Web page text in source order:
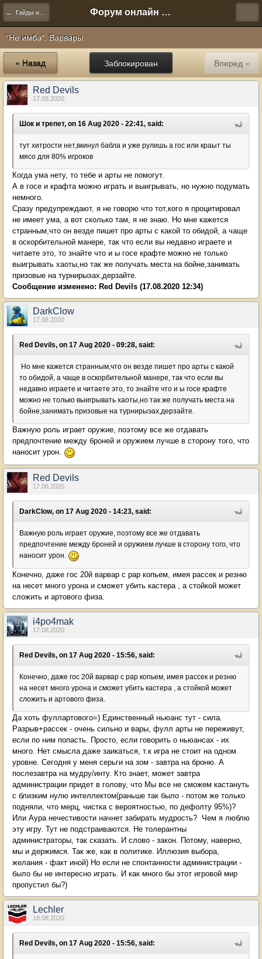
← Гайды и другое Форум онлайн игры "Новая Эра" (Нюра Биз)
"Не имба". Варвары.
Заблокирован
« Назад Вперед »
Red Devils
17.08.2020
Шок и трепет, on 16 Aug 2020 - 22:41, said:
тут хитрости нет,вкинул бабла и уже рулишь а гос или краыт ты
мясо для 80% игроков
Когда ума нету, то тебе и арты не помогут.
А в госе и крафта можно играть и выигрывать, но нужно подумать
немного.
Сразу предупреждают, я не говорю что тот,кого я процитировал
не имеет ума, а вот сколько там, я не знаю. Но мне кажется
странным,что он везде пишет про арты с какой то обидой, а чаще
в оскорбительной манере, так что если вы недавно играете и
читаете это, то знайте что и ы госе крафте можно не только
выигрывать хаоты,но так же получать места на бойне,занимать
призовые на турнирыэах,дерзайте.
Сообщение изменено: Red Devils (17.08.2020 12:34)
DarkClow
17.08.2020
Red Devils, on 17 Aug 2020 - 09:28, said:
Но мне кажется странным,что он везде пишет про арты с какой
то обидой, а чаще в оскорбительной манере, так что если вы
недавно играете и читаете это, то знайте что и ы госе крафте
можно не только выигрывать хаоты,но так же получать места на
бойне,занимать призовые на турнирыэах,дерзайте.
Важную роль играет оружие, поэтому все же отдавать
предпочтение между броней и оружием лучше в сторону того, что
наносит урон.
Red Devils
17.08.2020
DarkClow, on 17 Aug 2020 - 14:23, said:
Важную роль играет оружие, поэтому все же отдавать
предпочтение между броней и оружием лучше в сторону того, что
наносит урон.
Конечно, даже гос 20й варвар с рар копьем, имея рассек и резню
на несет много урона и сможет убить кастера , а стойкой может
сложить и артового физа.
i4po4mak
17.08.2020
Red Devils, on 17 Aug 2020 - 15:56, said:
Конечно, даже гос 20й варвар с рар копьем, имея рассек и резню
на несет много урона и сможет убить кастера , а стойкой может
сложить и артового физа.
Да хоть фуллартового=) Единственный ньюанс тут - сила.
Разрыв+рассек - очень сильно и вары, фулл арты не переживут,
если по ним попасть. Просто, если говорить о ньюансах - их
много. Нет смысла даже заикаться, т.к игра не стоит на одном
уровне. Сегодня у меня серьги на зом - завтра на броню. А
послезавтра на мудру/инту. Кто знает, может завтра
администрации придет в голову, что Мы все не сможем кастануть
с близким нулю интеллектом(раньше так было - потом же только
подняли, что мерц, чистка с вероятностью, по дефолту 95%)?
Или Аура нечестивости начнет забирать мудрость? Чем я люблю
эту игру. Тут не подстраиваются. Не толерантны
администраторы, так сказать. И слово - закон. Потому, наверно,
мы и держимся. Так же, как в политике. Иллюзия выбора,
желания - факт иной) Но если не спонтанности администрации -
было бы не интересно играть. И как много бы этот игровой мир
пропустил бы?)
Lechler
18.08.2020
Red Devils, on 17 Aug 2020 - 15:56, said: